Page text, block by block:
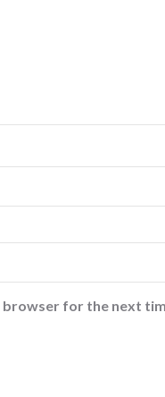
browser for the next